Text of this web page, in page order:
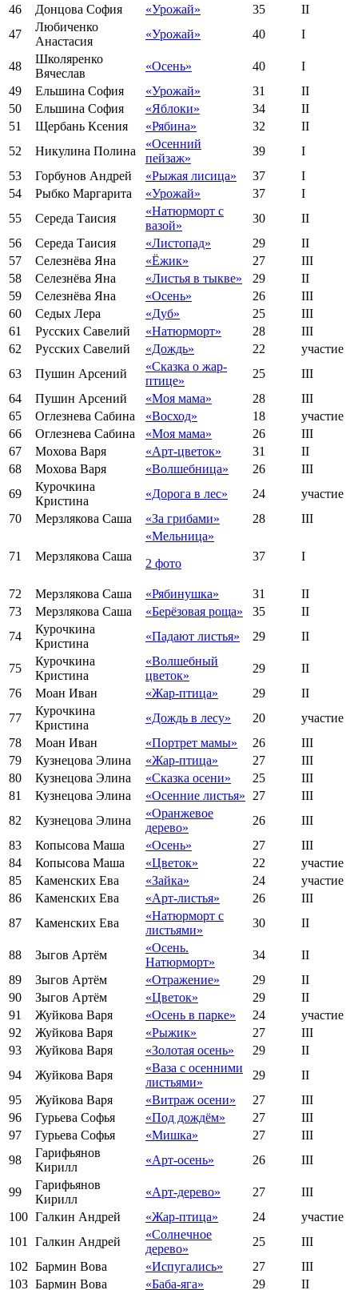
46
Донцова София «Урожай» 35
II
47
Любиченко
Анастасия
«Урожай» 40 I
48
Школяренко
Вячеслав
«Осень» 40
I
49
Ельшина София «Урожай» 31
II
50
Ельшина София «Яблоки» 34
II
51
Щербань Ксения «Рябина» 32
II
52
Никулина Полина
«Осенний
пейзаж»
39
I
53
Горбунов Андрей «Рыжая лисица» 37
I
54
Рыбко Маргарита «Урожай» 37
I
55
Середа Таисия
«Натюрморт с
вазой»
30
II
56
Середа Таисия «Листопад» 29
II
57
Селезнёва Яна «Ёжик» 27
III
58
Селезнёва Яна «Листья в тыкве» 29
II
59
Селезнёва Яна «Осень» 26
III
60
Седых Лера «Дуб» 25
III
61
Русских Савелий «Натюрморт» 28
III
62
Русских Савелий «Дождь» 22
участие
63
Пушин Арсений
«Сказка о жар-
птице»
25
III
64
Пушин Арсений «Моя мама» 28
III
65
Оглезнева Сабина «Восход» 18
участие
66
Оглезнева Сабина «Моя мама» 26
III
67
Мохова Варя «Арт-цветок» 31
II
68
Мохова Варя «Волшебница» 26
III
69
Курочкина
Кристина
«Дорога в лес» 24
участие
70
Мерзлякова Саша «За грибами» 28 III
71 Мерзлякова Саша
«Мельница»
2 фото
37 I
72 Мерзлякова Саша «Рябинушка» 31
II
73
Мерзлякова Саша «Берёзовая роща» 35
II
74
Курочкина
Кристина
«Падают листья» 29 II
75
Курочкина
Кристина
«Волшебный
цветок»
29
II
76
Моан Иван «Жар-птица» 29
II
77
Курочкина
Кристина
«Дождь в лесу» 20
участие
78
Моан Иван «Портрет мамы» 26
III
79
Кузнецова Элина «Жар-птица» 27
III
80
Кузнецова Элина «Сказка осени» 25
III
81
Кузнецова Элина «Осенние листья» 27
III
82
Кузнецова Элина
«Оранжевое
дерево»
26
III
83
Копысова Маша «Осень» 27
III
84
Копысова Маша «Цветок» 22
участие
85
Каменских Ева «Зайка» 24
участие
86
Каменских Ева «Арт-листья» 26
III
87
Каменских Ева
«Натюрморт с
листьями»
30 II
88 Зыгов Артём
«Осень.
Натюрморт»
34
II
89
Зыгов Артём «Отражение» 29
II
90
Зыгов Артём «Цветок» 29
II
91
Жуйкова Варя «Осень в парке» 24
участие
92
Жуйкова Варя «Рыжик» 27
III
93
Жуйкова Варя «Золотая осень» 29
II
94
Жуйкова Варя
«Ваза с осенними
листьями»
29
II
95
Жуйкова Варя «Витраж осени» 27
III
96
Гурьева Софья «Под дождём» 27
III
97
Гурьева Софья «Мишка» 27
III
98
Гарифьянов
Кирилл
«Арт-осень» 26 III
99
Гарифьянов
Кирилл
«Арт-дерево» 27
III
100 Галкин Андрей «Жар-птица» 24
участие
101
Галкин Андрей
«Солнечное
дерево»
25
III
102 Бармин Вова «Испугались» 27
III
103 Бармин Вова «Баба-яга» 29 II